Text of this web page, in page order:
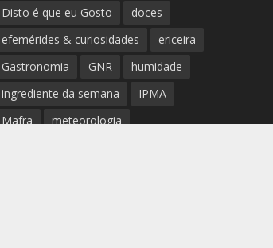
Disto é que eu Gosto
doces
efemérides & curiosidades
ericeira
Gastronomia
GNR
humidade
ingrediente da semana
IPMA
Mafra
meteorologia